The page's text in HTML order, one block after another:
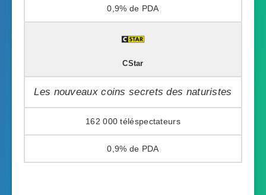
0,9%
CStar
Les nouveaux coins secrets des naturistes
162 000
0,9%